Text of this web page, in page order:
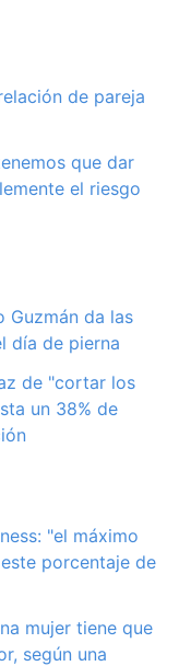
de pareja
que dar
el riesgo
Guzmán da las
día de pierna
de "cortar los
un 38% de
"el máximo
porcentaje de
mujer tiene que
según una